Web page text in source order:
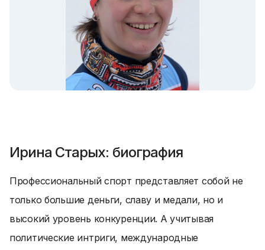
Ирина Старых: биография
Профессиональный спорт представляет собой не
только большие деньги, славу и медали, но и
высокий уровень конкуренции. А учитывая
политические интриги, международные